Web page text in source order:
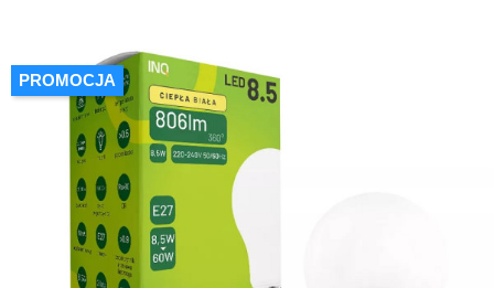
PROMOCJA